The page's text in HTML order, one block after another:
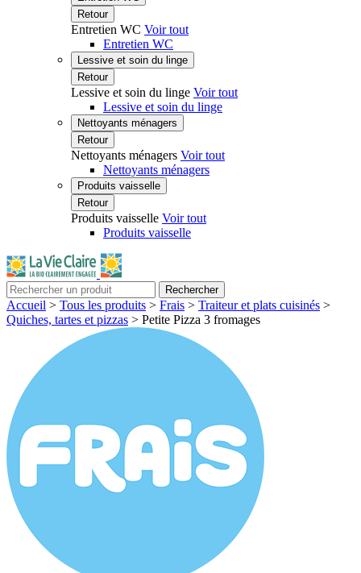
Retour
Entretien WC Voir tout
Entretien WC
Lessive et soin du linge
Retour
Lessive et soin du linge Voir tout
Lessive et soin du linge
Nettoyants ménagers
Retour
Nettoyants ménagers Voir tout
Nettoyants ménagers
Produits vaisselle
Retour
Produits vaisselle Voir tout
Produits vaisselle
Rechercher
Accueil > Tous les produits > Frais > Traiteur et plats cuisinés >
Quiches, tartes et pizzas > Petite Pizza 3 fromages